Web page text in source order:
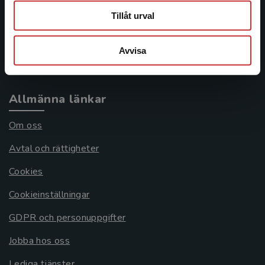
Tillåt urval
Avvisa
Köpvillkor
Systemkrav
Allmänna länkar
Om oss
Avtal och rättigheter
Cookies
Cookieinställningar
GDPR och personuppgifter
Jobba hos oss